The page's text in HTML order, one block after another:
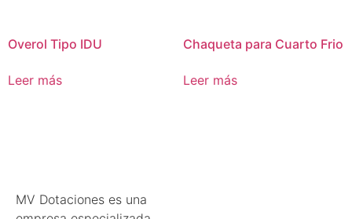
Overol Tipo IDU
Leer más
Chaqueta para Cuarto Frio
Leer más
MV Dotaciones es una